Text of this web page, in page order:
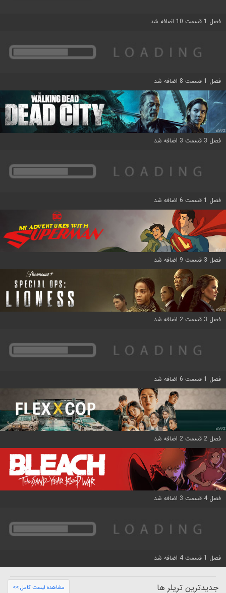
فصل 1 قسمت 10 اضافه شد
فصل 1 قسمت 8 اضافه شد
فصل 3 قسمت 3 اضافه شد
فصل 1 قسمت 6 اضافه شد
فصل 3 قسمت 9 اضافه شد
فصل 3 قسمت 2 اضافه شد
فصل 1 قسمت 6 اضافه شد
فصل 2 قسمت 2 اضافه شد
فصل 4 قسمت 3 اضافه شد
فصل 1 قسمت 4 اضافه شد
جدیدترین تریلر ها مشاهده لیست کامل >>